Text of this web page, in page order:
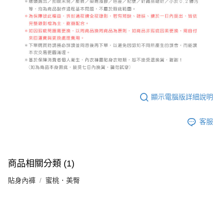
顯示電腦版詳細說明
客服
商品相關分類 (1)
貼身內褲 蜜桃．美臀